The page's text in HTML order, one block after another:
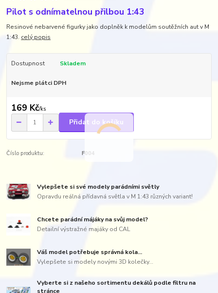
Pilot s odnímatelnou přilbou 1:43
Resinové nebarvené figurky jako doplněk k modelům soutěžních aut v M
1:43. celý popis
Dostupnost Skladem
Nejsme plátci DPH
169 Kč/ks
Přidat do košíku
Číslo produktu: F004
Vylepšete si své modely parádními světly
Opravdu reálná přídavná světla v M 1:43 různých variant!
Chcete parádní májáky na svůj model?
Detailní výstražné majáky od CAL
Váš model potřebuje správná kola...
Vylepšete si modely novými 3D kolečky...
Vyberte si z našeho sortimentu dekálů podle filtru na
stránce